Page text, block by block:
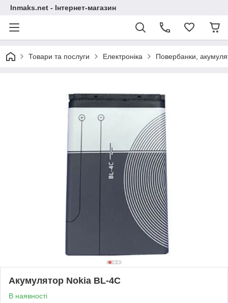
Inmaks.net - Інтернет-магазин
Товари та послуги Електроніка Повербанки,
Акумулятор Nokia BL-4C
В наявності